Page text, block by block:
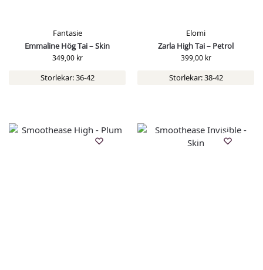
Fantasie
Emmaline Hög Tai – Skin
349,00 kr
Storlekar: 36-42
Elomi
Zarla High Tai – Petrol
399,00 kr
Storlekar: 38-42